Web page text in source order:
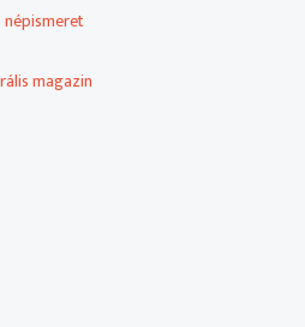
nagyobb népszerűségnek örvendő
Könyvtárban rendezett író-
beszélt, hanem aktualitásokról is,
műveiben.
irodalom mai helyzetéről kérdeztük.
népismeret
magazin